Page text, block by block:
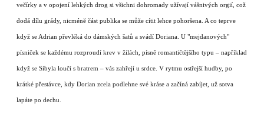
večírky a v opojení lehkých drog si všichni dohromady užívají vášnivých orgií, což
dodá dílu grády, nicméně část publika se může cítit lehce pohoršena. A co teprve
když se Adrian převléká do dámských šatů a svádí Doriana. U "mejdanových"
písniček se každému rozproudí krev v žilách, písně romantičtějšího typu – například
když se Sibyla loučí s bratrem – vás zahřejí u srdce. V rytmu ostřejší hudby, po
krátké přestávce, kdy Dorian zcela podlehne své kráse a začíná zabíjet, už sotva
lapáte po dechu.